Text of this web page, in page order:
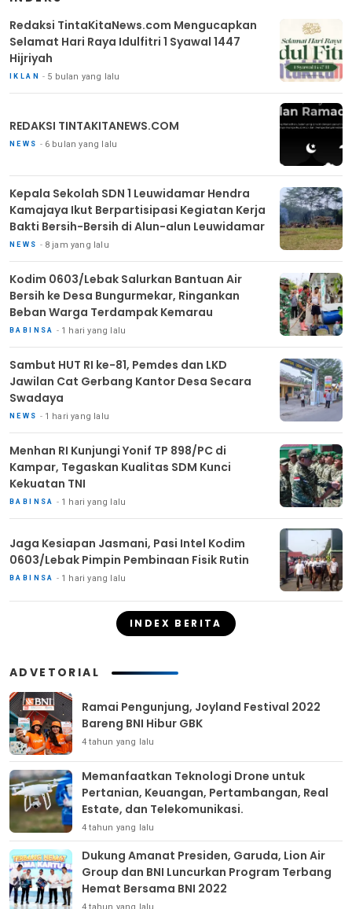
Redaksi TintaKitaNews.com Mengucapkan
Selamat Hari Raya Idulfitri 1 Syawal 1447
Hijriyah
IKLAN 5 bulan yang lalu
REDAKSI TINTAKITANEWS.COM
NEWS 6 bulan yang lalu
Kepala Sekolah SDN 1 Leuwidamar Hendra
Kamajaya Ikut Berpartisipasi Kegiatan Kerja
Bakti Bersih-Bersih di Alun-alun Leuwidamar
NEWS 8 jam yang lalu
Kodim 0603/Lebak Salurkan Bantuan Air
Bersih ke Desa Bungurmekar, Ringankan
Beban Warga Terdampak Kemarau
BABINSA 1 hari yang lalu
Sambut HUT RI ke-81, Pemdes dan LKD
Jawilan Cat Gerbang Kantor Desa Secara
Swadaya
NEWS 1 hari yang lalu
Menhan RI Kunjungi Yonif TP 898/PC di
Kampar, Tegaskan Kualitas SDM Kunci
Kekuatan TNI
BABINSA 1 hari yang lalu
Jaga Kesiapan Jasmani, Pasi Intel Kodim
0603/Lebak Pimpin Pembinaan Fisik Rutin
BABINSA 1 hari yang lalu
INDEX BERITA
ADVETORIAL
Ramai Pengunjung, Joyland Festival 2022
Bareng BNI Hibur GBK
4 tahun yang lalu
Memanfaatkan Teknologi Drone untuk
Pertanian, Keuangan, Pertambangan, Real
Estate, dan Telekomunikasi.
4 tahun yang lalu
Dukung Amanat Presiden, Garuda, Lion Air
Group dan BNI Luncurkan Program Terbang
Hemat Bersama BNI 2022